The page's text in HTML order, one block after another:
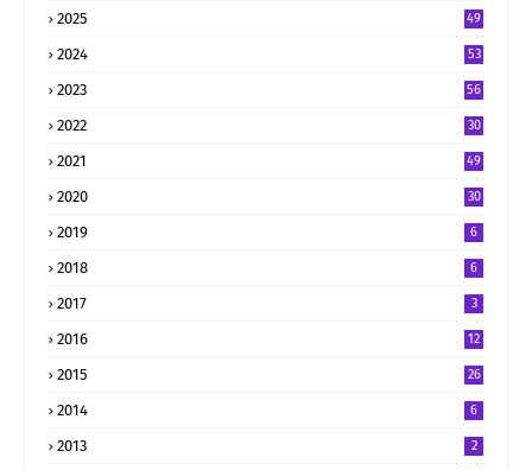
2025 49
2024 53
2023 56
2022 30
2021 49
2020 30
2019 6
2018 6
2017 3
2016 12
2015 26
2014 6
2013 2